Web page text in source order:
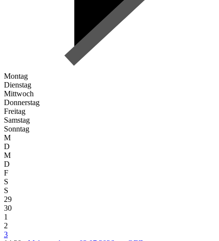
Montag
Dienstag
Mittwoch
Donnerstag
Freitag
Samstag
Sonntag
M
D
M
D
F
S
S
29
30
1
2
3